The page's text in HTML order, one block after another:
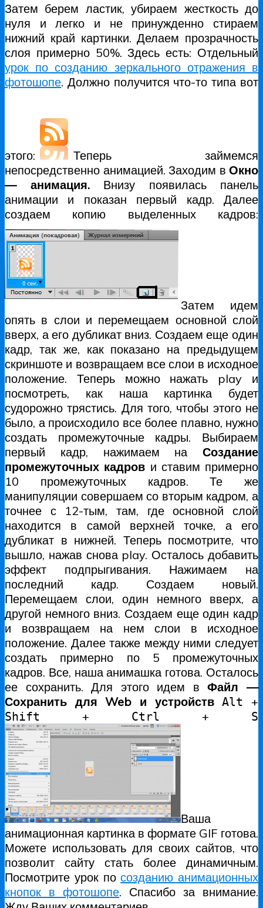
Затем берем ластик, убираем жесткость до
нуля и легко и не принужденно стираем
нижний край картинки. Делаем прозрачность
слоя примерно 50%. Здесь есть: Отдельный
урок по созданию зеркального отражения в
фотошопе. Должно получится что-то типа вот
этого:
Теперь займемся
непосредственно анимацией. Заходим в Окно
— анимация. Внизу появилась панель
анимации и показан первый кадр. Далее
создаем копию выделенных кадров:
Затем идем
опять в слои и перемещаем основной слой
вверх, а его дубликат вниз. Создаем еще один
кадр, так же, как показано на предыдущем
скриншоте и возвращаем все слои в исходное
положение. Теперь можно нажать play и
посмотреть, как наша картинка будет
судорожно трястись. Для того, чтобы этого не
было, а происходило все более плавно, нужно
создать промежуточные кадры. Выбираем
первый кадр, нажимаем на Создание
промежуточных кадров и ставим примерно
10 промежуточных кадров. Те же
манипуляции совершаем со вторым кадром, а
точнее с 12-тым, там, где основной слой
находится в самой верхней точке, а его
дубликат в нижней. Теперь посмотрите, что
вышло, нажав снова play. Осталось добавить
эффект подпрыгивания. Нажимаем на
последний кадр. Создаем новый.
Перемещаем слои, один немного вверх, а
другой немного вниз. Создаем еще один кадр
и возвращаем на нем слои в исходное
положение. Далее также между ними следует
создать примерно по 5 промежуточных
кадров. Все, наша анимашка готова. Осталось
ее сохранить. Для этого идем вФайл —
Сохранить для Web и устройств Alt +
Shift + Ctrl + S
Ваша
анимационная картинка в формате GIF готова.
Можете использовать для своих сайтов, что
позволит сайту стать более динамичным.
Посмотрите урок посозданию анимационных
кнопок в фотошопе. Спасибо за внимание.